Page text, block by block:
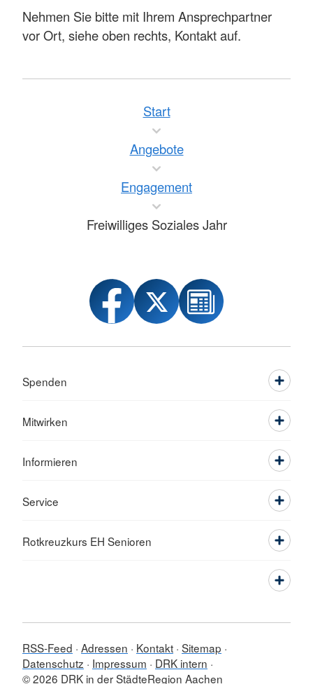
Nehmen Sie bitte mit Ihrem Ansprechpartner
vor Ort, siehe oben rechts, Kontakt auf.
Start
Angebote
Engagement
Freiwilliges Soziales Jahr
Spenden
Mitwirken
Informieren
Service
Rotkreuzkurs EH Senioren
RSS-Feed Adressen Kontakt Sitemap
Datenschutz
Impressum
DRK intern
© 2026 DRK in der StädteRegion Aachen